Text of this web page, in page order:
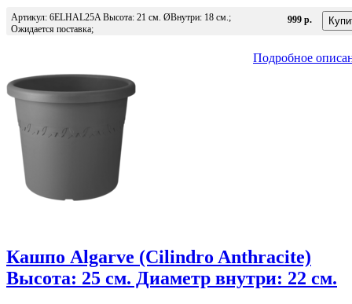
Артикул: 6ELHAL25A Высота: 21 см. ØВнутри: 18 см.;
Ожидается поставка;
999 р.
Подробное
Кашпо Algarve (Cilindro Anthracite)
Высота: 25 см. Диаметр внутри: 22 см.